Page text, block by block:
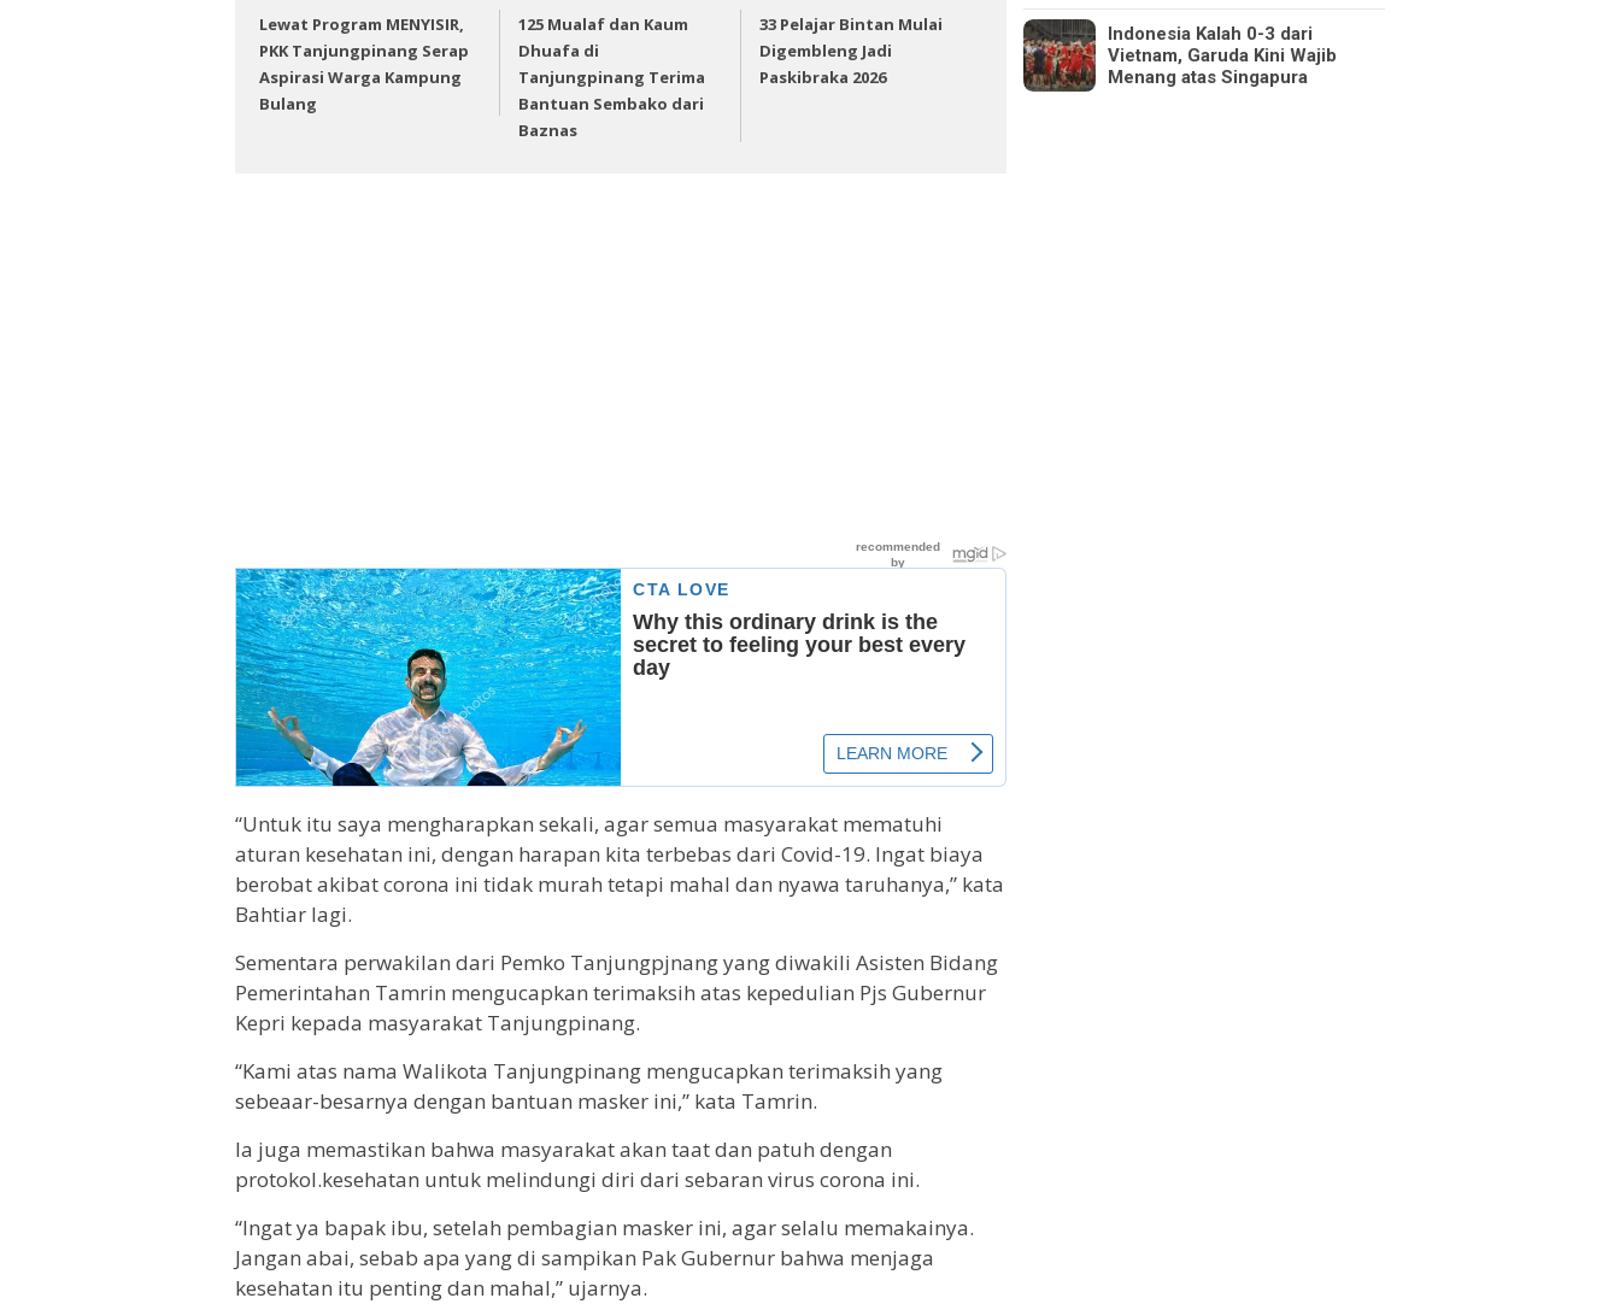
Lewat Program MENYISIR,
PKK Tanjungpinang Serap
Aspirasi Warga Kampung
Bulang
125 Mualaf dan Kaum
Dhuafa di
Tanjungpinang Terima
Bantuan Sembako dari
Baznas
33 Pelajar Bintan Mulai
Digembleng Jadi
Paskibraka 2026
“Untuk itu saya mengharapkan sekali, agar semua masyarakat mematuhi
aturan kesehatan ini, dengan harapan kita terbebas dari Covid-19. Ingat biaya
berobat akibat corona ini tidak murah tetapi mahal dan nyawa taruhanya,” kata
Bahtiar lagi.
Sementara perwakilan dari Pemko Tanjungpjnang yang diwakili Asisten Bidang
Pemerintahan Tamrin mengucapkan terimaksih atas kepedulian Pjs Gubernur
Kepri kepada masyarakat Tanjungpinang.
“Kami atas nama Walikota Tanjungpinang mengucapkan terimaksih yang
sebeaar-besarnya dengan bantuan masker ini,” kata Tamrin.
Ia juga memastikan bahwa masyarakat akan taat dan patuh dengan
protokol.kesehatan untuk melindungi diri dari sebaran virus corona ini.
“Ingat ya bapak ibu, setelah pembagian masker ini, agar selalu memakainya.
Jangan abai, sebab apa yang di sampikan Pak Gubernur bahwa menjaga
kesehatan itu penting dan mahal,” ujarnya.
Indonesia Kalah 0-3 dari
Vietnam, Garuda Kini Wajib
Menang atas Singapura